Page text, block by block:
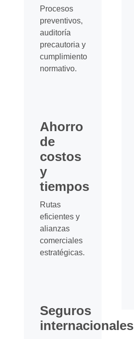
Procesos
preventivos,
auditoría
precautoria y
cumplimiento
normativo.
Ahorro
de
costos
y
tiempos
Rutas
eficientes y
alianzas
comerciales
estratégicas.
Seguros
internacionales